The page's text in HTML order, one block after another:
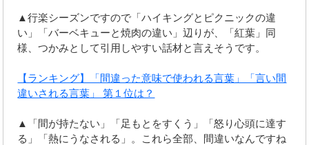
▲行楽シーズンですので「ハイキングとピクニックの違
い」「バーベキューと焼肉の違い」辺りが、「紅葉」同
様、つかみとして引用しやすい話材と言えそうです。
【ランキング】「間違った意味で使われる言葉」「言い間
違いされる言葉」 第１位は？
▲「間が持たない」「足もとをすくう」「怒り心頭に達す
る」「熱にうなされる」。これら全部、間違いなんですね